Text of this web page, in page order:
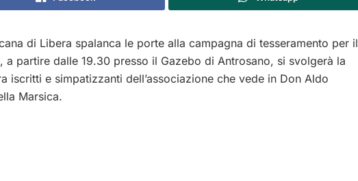
di Libera spalanca le porte alla campagna di tesseramento per il
a partire dalle 19.30 presso il Gazebo di Antrosano, si svolgerà la
iscritti e simpatizzanti dell’associazione che vede in Don Aldo
Marsica.